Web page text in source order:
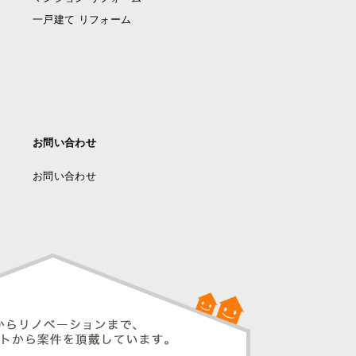
一戸建て リフォーム
お問い合わせ
お問い合わせ